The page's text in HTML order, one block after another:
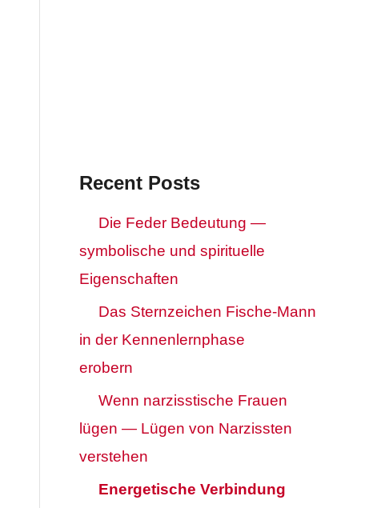
Recent Posts
Die Feder Bedeutung —
symbolische und spirituelle
Eigenschaften
Das Sternzeichen Fische-Mann
in der Kennenlernphase
erobern
Wenn narzisstische Frauen
lügen — Lügen von Narzissten
verstehen
Energetische Verbindung